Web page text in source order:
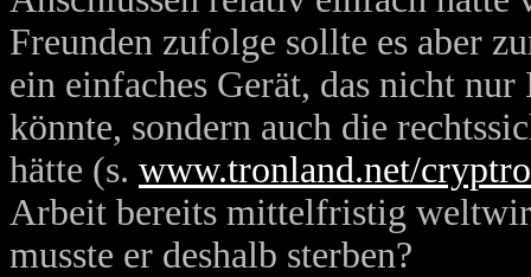
Freunden zufolge sollte es aber
ein einfaches Gerät, das nicht
könnte, sondern auch die
hätte (s. www.tronland.net/
Arbeit bereits mittelfristig
musste er deshalb sterben?